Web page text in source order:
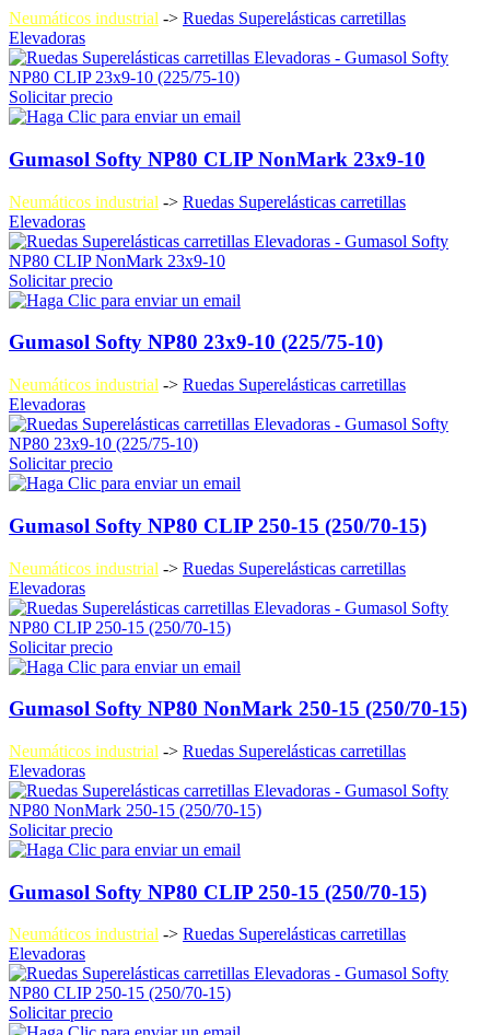
Neumáticos industrial -> Ruedas Superelásticas carretillas
Elevadoras
Solicitar precio
Gumasol Softy NP80 CLIP NonMark 23x9-10
Neumáticos industrial -> Ruedas Superelásticas carretillas
Elevadoras
Solicitar precio
Gumasol Softy NP80 23x9-10 (225/75-10)
Neumáticos industrial -> Ruedas Superelásticas carretillas
Elevadoras
Solicitar precio
Gumasol Softy NP80 CLIP 250-15 (250/70-15)
Neumáticos industrial -> Ruedas Superelásticas carretillas
Elevadoras
Solicitar precio
Gumasol Softy NP80 NonMark 250-15 (250/70-15)
Neumáticos industrial -> Ruedas Superelásticas carretillas
Elevadoras
Solicitar precio
Gumasol Softy NP80 CLIP 250-15 (250/70-15)
Neumáticos industrial -> Ruedas Superelásticas carretillas
Elevadoras
Solicitar precio